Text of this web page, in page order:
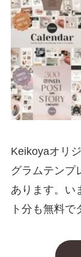
Keikoyaオリ
グラムテンプ
あります。い
ト分も無料で